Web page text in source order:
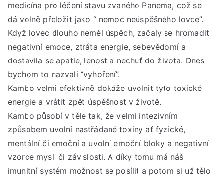
medicína pro léčení stavu zvaného Panema, což se
dá volně přeložit jako “ nemoc neúspěšného lovce”.
Když lovec dlouho neměl úspěch, začaly se hromadit
negativní emoce, ztráta energie, sebevědomí a
dostavila se apatie, lenost a nechuť do života. Dnes
bychom to nazvali “vyhoření”.
Kambo velmi efektivně dokáže uvolnit tyto toxické
energie a vrátit zpět úspěšnost v životě.
Kambo působí v těle tak, že velmi intezivním
způsobem uvolní nastřádané toxiny ať fyzické,
mentální či emoční a uvolní emoční bloky a negativní
vzorce mysli či závislosti. A díky tomu má náš
imunitní systém možnost se posílit a potom si už tělo